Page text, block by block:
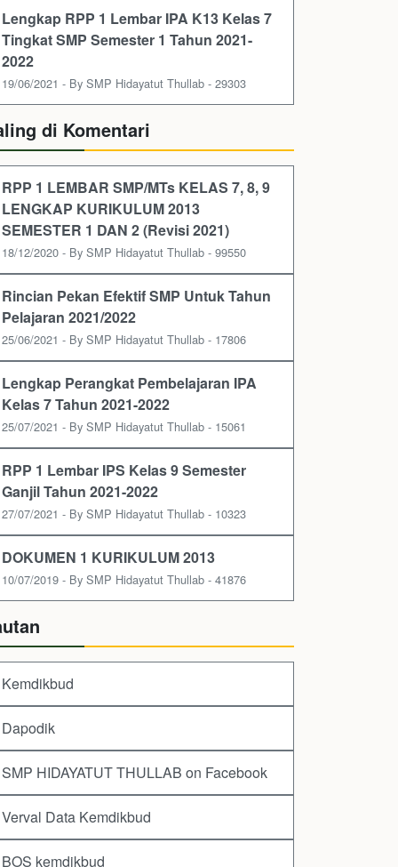
Lengkap RPP 1 Lembar IPA K13 Kelas 7
Tingkat SMP Semester 1 Tahun 2021-
2022
19/06/2021 - By SMP Hidayatut Thullab - 29303
di Komentari
RPP 1 LEMBAR SMP/MTs KELAS 7, 8, 9
LENGKAP KURIKULUM 2013
SEMESTER 1 DAN 2 (Revisi 2021)
18/12/2020 - By SMP Hidayatut Thullab - 99550
Rincian Pekan Efektif SMP Untuk Tahun
Pelajaran 2021/2022
25/06/2021 - By SMP Hidayatut Thullab - 17806
Lengkap Perangkat Pembelajaran IPA
Kelas 7 Tahun 2021-2022
25/07/2021 - By SMP Hidayatut Thullab - 15061
RPP 1 Lembar IPS Kelas 9 Semester
Ganjil Tahun 2021-2022
27/07/2021 - By SMP Hidayatut Thullab - 10323
DOKUMEN 1 KURIKULUM 2013
10/07/2019 - By SMP Hidayatut Thullab - 41876
Kemdikbud
Dapodik
SMP HIDAYATUT THULLAB on Facebook
Verval Data Kemdikbud
BOS kemdikbud